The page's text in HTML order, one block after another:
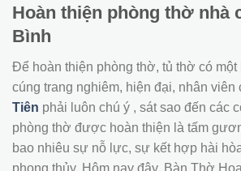
Hoàn thiện phòng thờ nhà
Bình
Để hoàn thiện phòng thờ, tủ thờ có một
cúng trang nghiêm, hiện đại, nhân viên
Tiên phải luôn chú ý , sát sao đến các
phòng thờ được hoàn thiện là tấm
bao nhiêu sự nỗ lực, sự kết hợp hài